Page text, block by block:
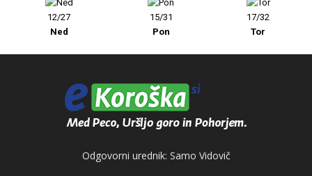
12/27
Ned
15/31
Pon
17/32
Tor
Odgovorni urednik: Samo Vidovič